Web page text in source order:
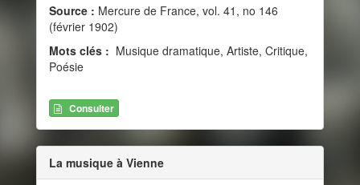
Source : Mercure de France, vol. 41, no 146
(février 1902)
Mots clés : Musique dramatique, Artiste, Critique,
Poésie
Consulter
La musique à Vienne